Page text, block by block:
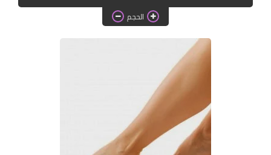
دروس الراندة للمبتدئات
اللباس التقليدي
الحجم